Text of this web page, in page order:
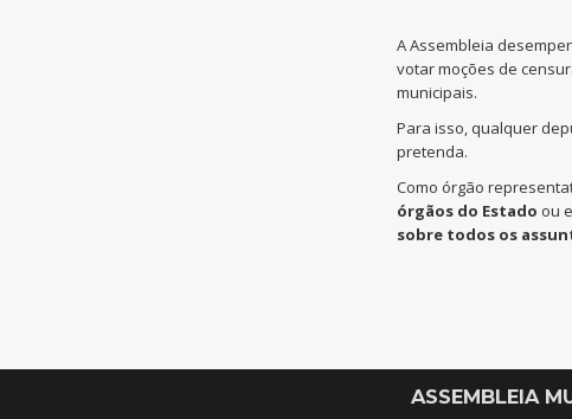
A Assembleia
votar moções de
municipais.
Para isso, qualquer
pretenda.
Como órgão
órgãos do Estado ou
sobre todos os
ASSEMBLEIA